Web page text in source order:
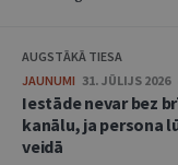
AUGSTĀKĀ TIESA
JAUNUMI 31. JŪLIJS 2026
Iestāde nevar bez
kanālu, ja persona
veidā